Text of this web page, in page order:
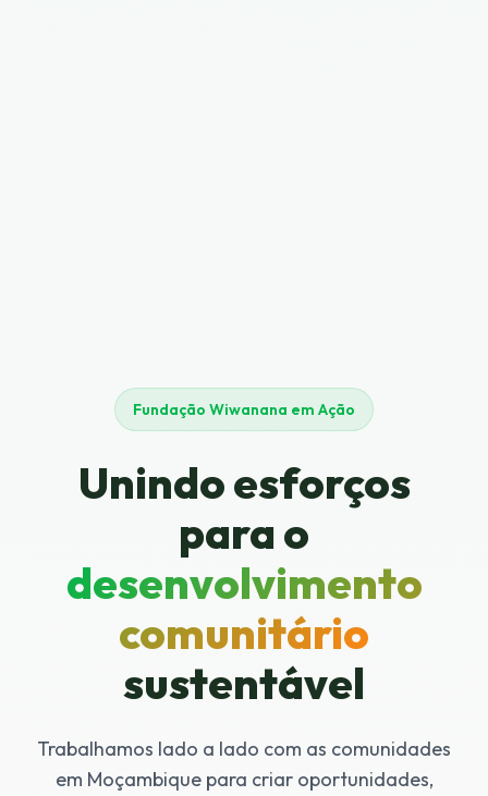
Fundação Wiwanana em Ação
Unindo esforços
para o
desenvolvimento
comunitário
sustentável
Trabalhamos lado a lado com as comunidades
em Moçambique para criar oportunidades,